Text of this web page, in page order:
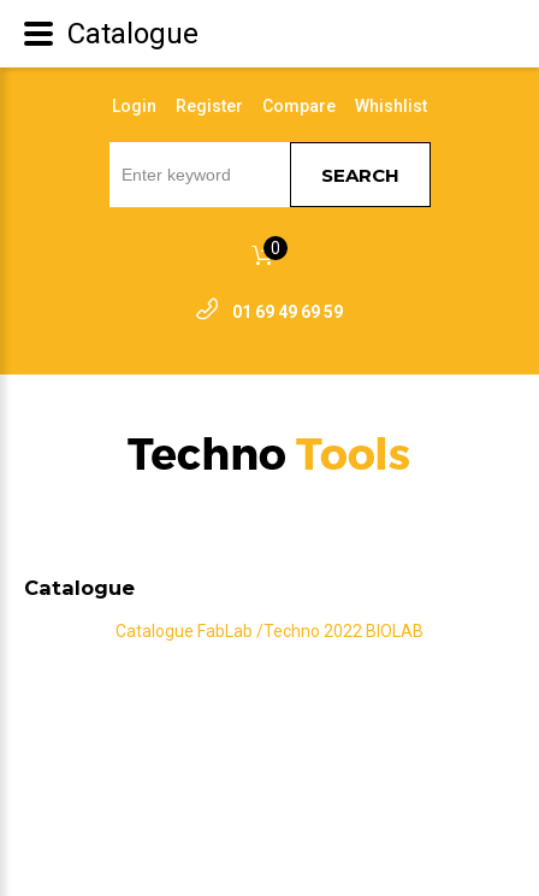
Login Register Compare Whishlist
SEARCH
0
01 69 49 69 59
Catalogue
Catalogue FabLab /Techno 2022 BIOLAB
Catalogue